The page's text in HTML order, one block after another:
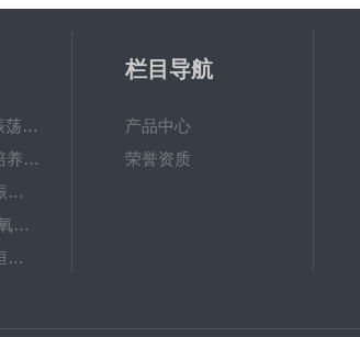
QHZ-123B组合式振荡培养箱
TS-111D全温振荡培养摇床
JTLDZ-6分液漏斗振荡器
TS-211CO2卧式二氧化碳光照恒温摇床
ZHWY-1112B双层恒温培养摇床
栏目导航
产品中心
荣誉资质